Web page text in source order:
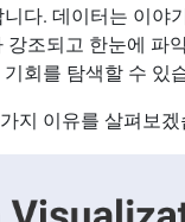
다. 데이터는 이야
조되고 한눈에 파
회를 탐색할 수 있
지 이유를 살펴보겠